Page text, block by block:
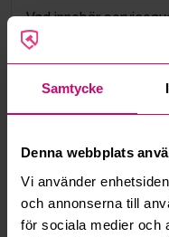
Samtycke
Denna webbplats
Vi använder
och annonserna till
för sociala medier och
Vad innebär
Vad är ett
Hur fungerar maxbud?
Hur fungerar
Kan jag ångra ett